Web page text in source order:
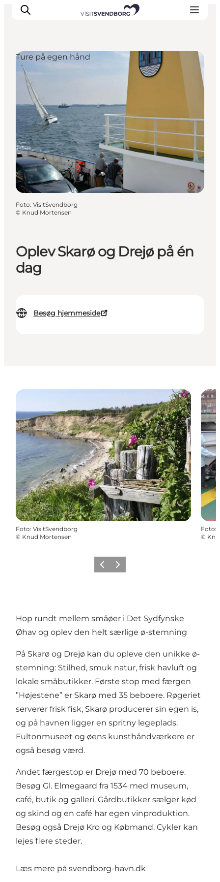
Oplev kultur & natur
Det sker i Svendborg
Spis og drik
handelsbyen Svendborg
Overnatning
Planlæg din tur
Oplev Skarø og Drejø på én
dag
Besøg hjemmeside
Ture på egen hånd
Foto: VisitSvendborg
© Knud Mortensen
Foto: VisitSvendborg
© Knud Mortensen
Foto:
©
Forrige billede
Næste billede
Hop rundt mellem småøer i Det Sydfynske
Øhav og oplev den helt særlige ø-stemning
På Skarø og Drejø kan du opleve den unikke ø-
stemning: Stilhed, smuk natur, frisk havluft og
lokale småbutikker. Første stop med færgen
”Højestene” er Skarø med 35 beboere. Røgeriet
serverer frisk fisk, Skarø producerer sin egen is,
og på havnen ligger en spritny legeplads.
Fultonmuseet og øens kunsthåndværkere er
også besøg værd.
Andet færgestop er Drejø med 70 beboere.
Besøg Gl. Elmegaard fra 1534 med museum,
café, butik og galleri. Gårdbutikker sælger kød
og skind og en café har egen vinproduktion.
Besøg også Drejø Kro og Købmand. Cykler kan
lejes flere steder.
Læs mere på svendborg-havn.dk